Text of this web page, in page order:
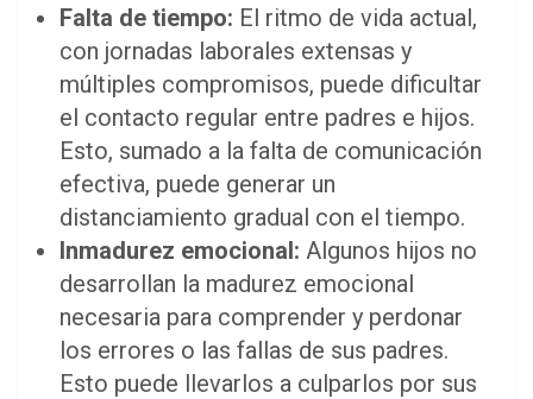
Falta de tiempo: El ritmo de vida actual,
con jornadas laborales extensas y
múltiples compromisos, puede dificultar
el contacto regular entre padres e hijos.
Esto, sumado a la falta de comunicación
efectiva, puede generar un
distanciamiento gradual con el tiempo.
Inmadurez emocional: Algunos hijos no
desarrollan la madurez emocional
necesaria para comprender y perdonar
los errores o las fallas de sus padres.
Esto puede llevarlos a culparlos por sus